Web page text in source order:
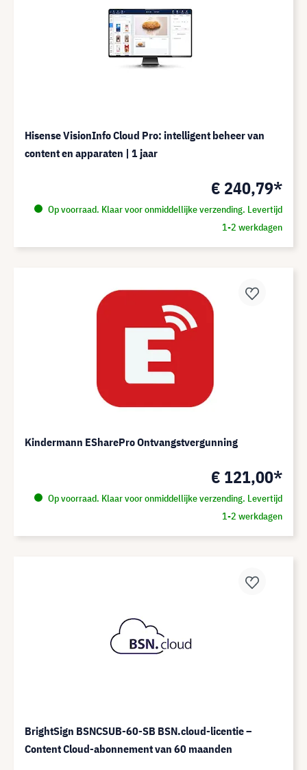
Hisense VisionInfo Cloud Pro: intelligent beheer van
content en apparaten | 1 jaar
€ 240,79*
Op voorraad. Klaar voor onmiddellijke verzending. Levertijd
1-2 werkdagen
Kindermann ESharePro Ontvangstvergunning
€ 121,00*
Op voorraad. Klaar voor onmiddellijke verzending. Levertijd
1-2 werkdagen
BrightSign BSNCSUB-60-SB BSN.cloud-licentie –
Content Cloud-abonnement van 60 maanden